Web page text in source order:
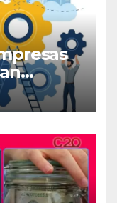
día?